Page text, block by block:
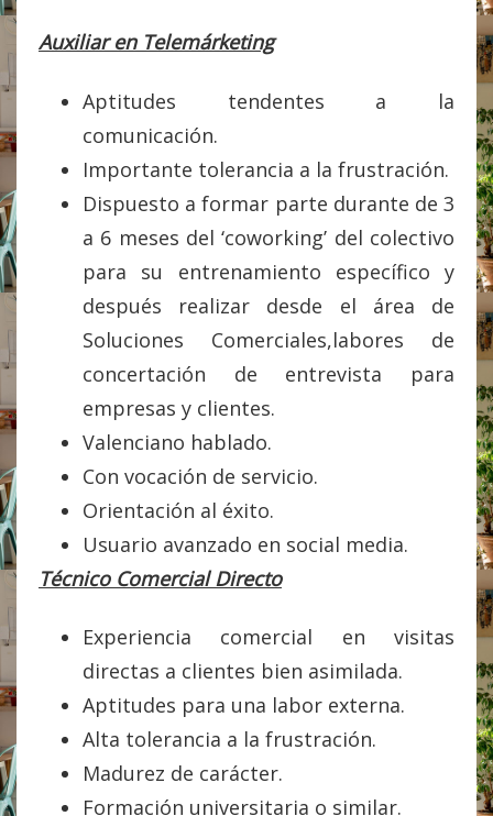
Auxiliar en Telemárketing
Aptitudes tendentes a la
comunicación.
Importante tolerancia a la frustración.
Dispuesto a formar parte durante de 3
a 6 meses del ‘coworking’ del colectivo
para su entrenamiento específico y
después realizar desde el área de
Soluciones Comerciales,labores de
concertación de entrevista para
empresas y clientes.
Valenciano hablado.
Con vocación de servicio.
Orientación al éxito.
Usuario avanzado en social media.
Técnico Comercial Directo
Experiencia comercial en visitas
directas a clientes bien asimilada.
Aptitudes para una labor externa.
Alta tolerancia a la frustración.
Madurez de carácter.
Formación universitaria o similar.